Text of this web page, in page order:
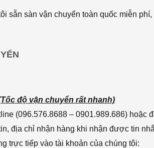
sẵn sàn vận chuyển toàn quốc miễn
độ vận chuyển rất nhanh)
(096.576.8688 – 0901.989.686) hoặc
địa chỉ nhận hàng khi nhận được tin
trực tiếp vào tài khoản của chúng tôi: